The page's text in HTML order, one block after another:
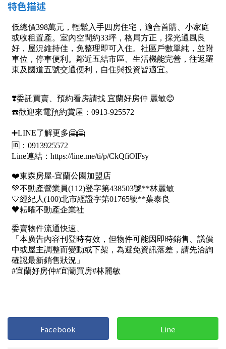
澎湖縣
屏東縣
花蓮縣
80坪以上
~ 坪
不拘
地下室
3樓
5~10樓
21樓以上
格局
4房 5房以上
特色描述
Facebook Line